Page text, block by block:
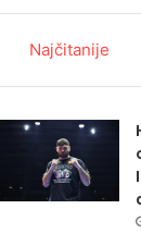
Najčitanije